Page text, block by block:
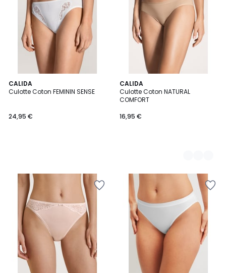
CALIDA
Culotte Coton FEMININ SENSE
24,95 €
CALIDA
Culotte Coton NATURAL
COMFORT
16,95 €
3
Couleurs